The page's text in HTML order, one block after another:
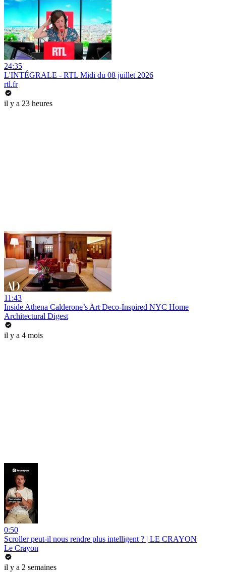
24:35
L'INTÉGRALE - RTL Midi du 08 juillet 2026
rtl.fr
il y a 23 heures
11:43
Inside Athena Calderone’s Art Deco-Inspired NYC Home
Architectural Digest
il y a 4 mois
0:50
Scroller peut-il nous rendre plus intelligent ? | LE CRAYON
Le Crayon
il y a 2 semaines